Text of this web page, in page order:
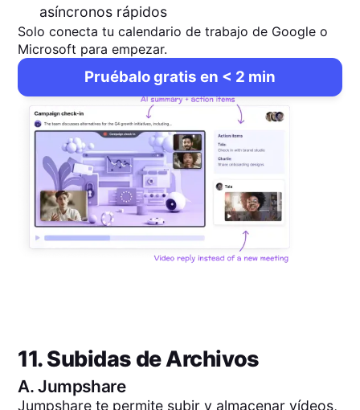
asíncronos rápidos
Solo conecta tu calendario de trabajo de Google o
Microsoft para empezar.
Pruébalo gratis en < 2 min
11. Subidas de Archivos
A.Jumpshare
Jumpshare te permite subir y almacenar vídeos,